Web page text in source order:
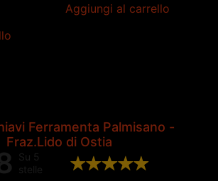
Aggiungi al carrello
Ferramenta Palmisano -
Fraz.Lido di Ostia
Su 5
stelle